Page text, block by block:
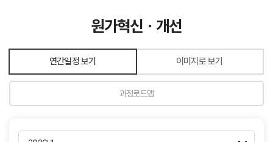
원가혁신ㆍ개선
연간일정 보기 이미지로 보기
과정로드맵